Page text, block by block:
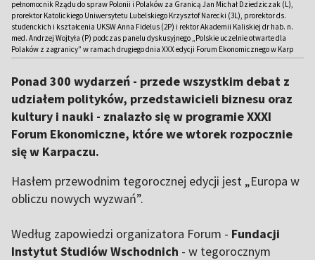
pełnomocnik Rządu do spraw Polonii i Polaków za Granicą Jan Michał Dziedziczak (L),
prorektor Katolickiego Uniwersytetu Lubelskiego Krzysztof Narecki (3L), prorektor ds.
studenckich i kształcenia UKSW Anna Fidelus (2P) i rektor Akademii Kaliskiej dr hab. n.
med. Andrzej Wojtyła (P) podczas panelu dyskusyjnego „Polskie uczelnie otwarte dla
Polaków z zagranicy” w ramach drugiego dnia XXX edycji Forum Ekonomicznego w Karp
Ponad 300 wydarzeń - przede wszystkim debat z
udziałem polityków, przedstawicieli biznesu oraz
kultury i nauki - znalazło się w programie XXXI
Forum Ekonomiczne, które we wtorek rozpocznie
się w Karpaczu.
Hasłem przewodnim tegorocznej edycji jest „Europa w
obliczu nowych wyzwań”.
Według zapowiedzi organizatora Forum - Fundacji
Instytut Studiów Wschodnich - w tegorocznym